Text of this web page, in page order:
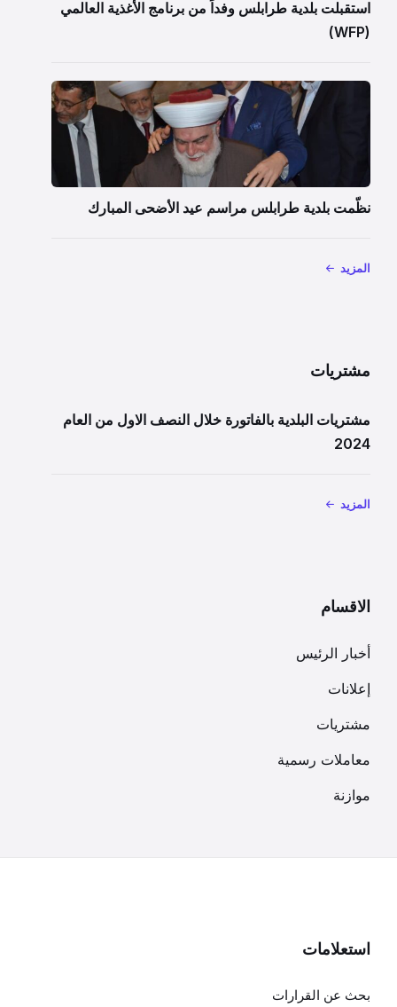
استقبلت بلدية طرابلس وفداً من برنامج الأغذية العالمي
(WFP)
نظّمت بلدية طرابلس مراسم عيد الأضحى المبارك
المزيد
مشتريات
مشتريات البلدية بالفاتورة خلال النصف الاول من العام
2024
المزيد
الاقسام
أخبار الرئيس
إعلانات
مشتريات
معاملات رسمية
موازنة
استعلامات
بحث عن القرارات